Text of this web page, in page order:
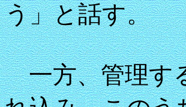
う」と話す。
一方、管理す